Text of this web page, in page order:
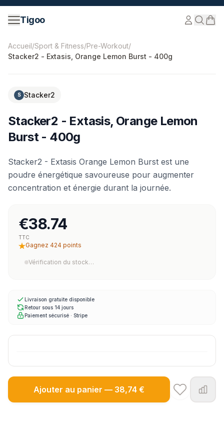
Passer au contenu
Tigoo
©2026Nutri Nordic AB.Tous droits réservés.
Accueil/Sport & Fitness/Pre-Workout/
Stacker2 - Extasis, Orange Lemon Burst - 400g
S Stacker2
Stacker2 - Extasis, Orange Lemon
Burst - 400g
Stacker2 - Extasis Orange Lemon Burst est une
poudre énergétique savoureuse pour augmenter
concentration et énergie durant la journée.
€38.74
TTC
Gagnez 424 points
Vérification du stock…
Livraison gratuite disponible
Retour sous 14 jours
Paiement sécurisé · Stripe
Ajouter au panier — 38,74 €